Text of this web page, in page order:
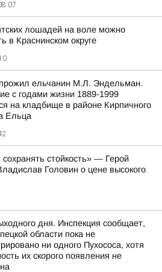
лошадей на воле можно
в Краснинском округе
ельчанин М.Л. Эндельман.
с годами жизни 1889-1999
на кладбище в районе Кирпичного
Ельца
стойкость» — Герой
Головин о цене высокого
дня. Инспекция сообщает,
области пока не
ни одного Пухососа, хотя
их скорого появления не